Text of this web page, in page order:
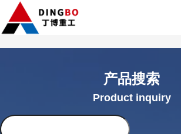
产品搜索
Product inquiry